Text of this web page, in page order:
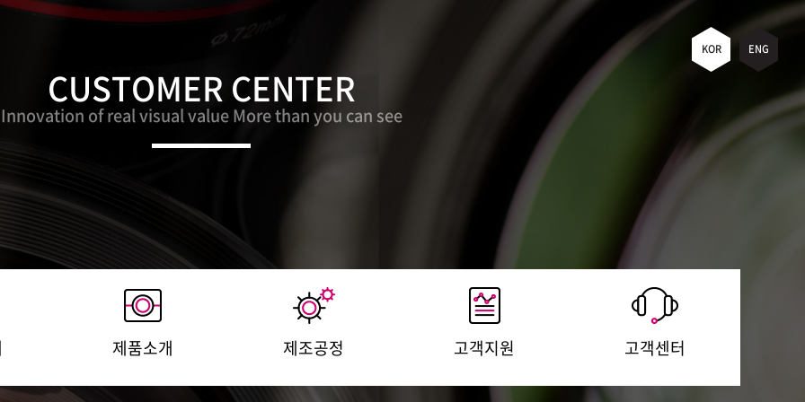
KOR ENG
제품소개 제조공정 고객지원 고객센터
CUSTOMER CENTER
Innovation of real visual value More than you can see